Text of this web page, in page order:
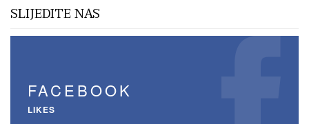
SLIJEDITE NAS
FACEBOOK
LIKES